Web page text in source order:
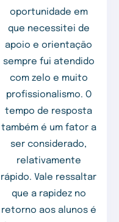
oportunidade em
que necessitei de
apoio e orientação
sempre fui atendido
com zelo e muito
profissionalismo. O
tempo de resposta
também é um fator a
ser considerado,
relativamente
rápido. Vale ressaltar
que a rapidez no
retorno aos alunos é